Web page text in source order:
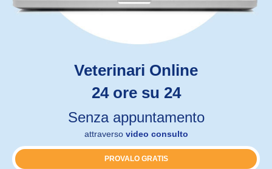
Veterinari Online
24 ore su 24
Senza appuntamento
attraverso video consulto
PROVALO GRATIS